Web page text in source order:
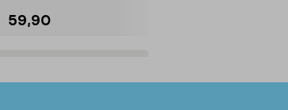
59,90